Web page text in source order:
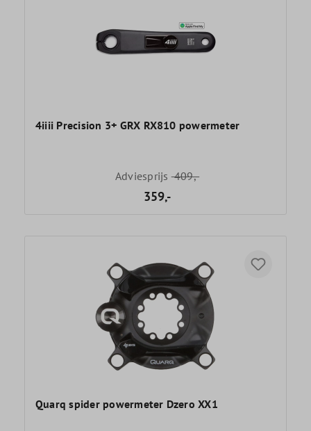
4iiii Precision 3+ GRX RX810 powermeter
Adviesprijs409,-
359,-
Quarq spider powermeter Dzero XX1